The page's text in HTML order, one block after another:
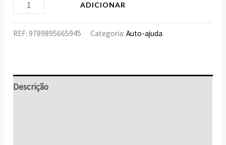
ADICIONAR
REF:9789895665945 Categoria:Auto-ajuda
Descrição